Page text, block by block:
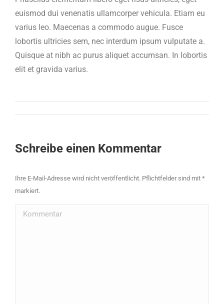
euismod dui venenatis ullamcorper vehicula. Etiam eu
varius leo. Maecenas a commodo augue. Fusce
lobortis ultricies sem, nec interdum ipsum vulputate a.
Quisque at nibh ac purus aliquet accumsan. In lobortis
elit et gravida varius.
Kommentarnavigation
Schreibe einen Kommentar
Ihre E-Mail-Adresse wird nicht veröffentlicht. Pflichtfelder sind mit *
markiert.
Kommentar